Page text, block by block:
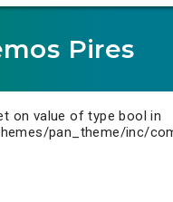
Pires
on value of type bool in
pan_theme/inc/